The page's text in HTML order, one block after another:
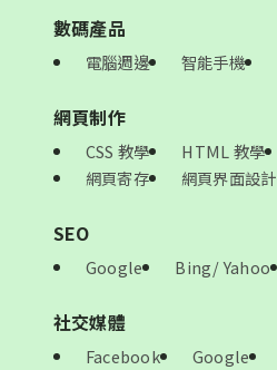
數碼產品
電腦週邊 智能手機
網頁制作
CSS 教學 HTML 教學
網頁寄存
網頁界面設計
SEO
Google Bing/ Yahoo
社交媒體
Facebook Google